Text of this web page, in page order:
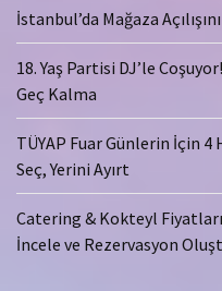
İstanbul’da Mağaza
18. Yaş Partisi DJ’le
Geç Kalma
TÜYAP Fuar Günlerin İçin
Seç, Yerini Ayırt
Catering & Kokteyl
İncele ve Rezervasyon